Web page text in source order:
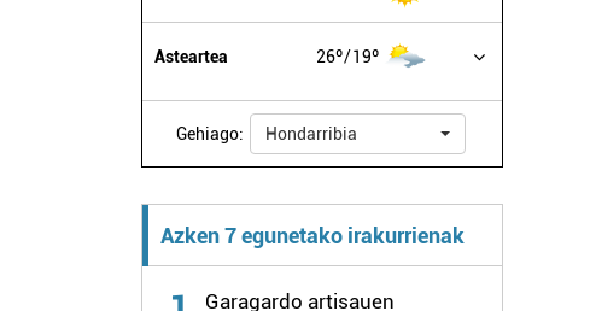
Asteartea 26º 19º
Gehiago: Hondarribia
Azken 7 egunetako irakurrienak
Garagardo artisauen